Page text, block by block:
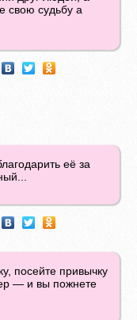
свою судьбу а
её за
посейте привычку
— и вы пожнете